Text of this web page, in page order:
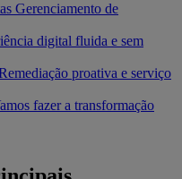
Gerenciamento de
digital fluida e sem
proativa e serviço
fazer a transformação